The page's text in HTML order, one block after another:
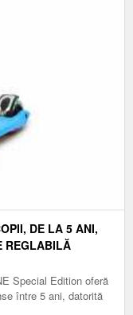
DE LA 5 ANI,
REGLABILĂ
Special Edition oferă
între 5 ani, datorită